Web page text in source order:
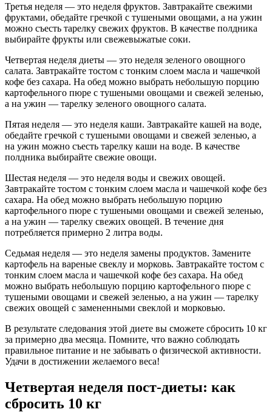
Третья неделя — это неделя фруктов. Завтракайте свежими
фруктами, обедайте гречкой с тушеными овощами, а на ужин
можно съесть тарелку свежих фруктов. В качестве полдника
выбирайте фрукты или свежевыжатые соки.
Четвертая неделя диеты — это неделя зеленого овощного
салата. Завтракайте тостом с тонким слоем масла и чашечкой
кофе без сахара. На обед можно выбрать небольшую порцию
картофельного пюре с тушеными овощами и свежей зеленью,
а на ужин — тарелку зеленого овощного салата.
Пятая неделя — это неделя каши. Завтракайте кашей на воде,
обедайте гречкой с тушеными овощами и свежей зеленью, а
на ужин можно съесть тарелку каши на воде. В качестве
полдника выбирайте свежие овощи.
Шестая неделя — это неделя воды и свежих овощей.
Завтракайте тостом с тонким слоем масла и чашечкой кофе без
сахара. На обед можно выбрать небольшую порцию
картофельного пюре с тушеными овощами и свежей зеленью,
а на ужин — тарелку свежих овощей. В течение дня
потребляется примерно 2 литра воды.
Седьмая неделя — это неделя замены продуктов. Замените
картофель на вареные свеклу и морковь. Завтракайте тостом с
тонким слоем масла и чашечкой кофе без сахара. На обед
можно выбрать небольшую порцию картофельного пюре с
тушеными овощами и свежей зеленью, а на ужин — тарелку
свежих овощей с замененными свеклой и морковью.
В результате следования этой диете вы сможете сбросить 10 кг
за примерно два месяца. Помните, что важно соблюдать
правильное питание и не забывать о физической активности.
Удачи в достижении желаемого веса!
Четвертая неделя пост-диеты: как
сбросить 10 кг